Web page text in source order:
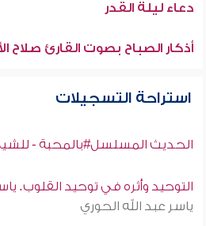
دعاء ليلة القدر
أذكار الصباح بصوت القارئ صلاح
استراحة التسجيلات
الحديث المسلسل#بالمحبة -
التوحيد وأثره في توحيد القلوب.
ياسر عبد الله الحوري